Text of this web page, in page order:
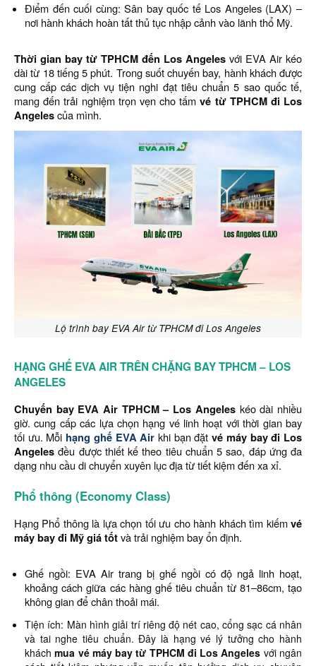
Điểm đến cuối cùng: Sân bay quốc tế Los Angeles (LAX) –
nơi hành khách hoàn tất thủ tục nhập cảnh vào lãnh thổ Mỹ.
Thời gian bay từ TPHCM đến Los Angeles với EVA Air kéo
dài từ 18 tiếng 5 phút. Trong suốt chuyến bay, hành khách được
cung cấp các dịch vụ tiện nghi đạt tiêu chuẩn 5 sao quốc tế,
mang đến trải nghiệm trọn vẹn cho tấm vé từ TPHCM đi Los
Angelescủa mình.
Lộ trình bay EVA Air từ TPHCM đi Los Angeles
HẠNG GHẾ EVA AIRTRÊN CHẶNG BAY TPHCM – LOS
ANGELES
Chuyến bay EVA Air TPHCM – Los Angeleskéo dài nhiều
giờ. cung cấp các lựa chọn hạng vé linh hoạt với thời gian bay
tối ưu. Mỗi hạng ghế EVA Air khi bạn đặtvé máy bay đi Los
Angeles đều được thiết kế theo tiêu chuẩn 5 sao, đáp ứng đa
dạng nhu cầu di chuyển xuyên lục địa từ tiết kiệm đến xa xỉ.
Phổ thông (Economy Class)
Hạng Phổ thông là lựa chọn tối ưu cho hành khách tìm kiếmvé
máy bay đi Mỹ giá tốtvà trải nghiệm bay ổn định.
Ghế ngồi: EVA Air trang bị ghế ngồi có độ ngả linh hoạt,
khoảng cách giữa các hàng ghế tiêu chuẩn từ 81–86cm, tạo
không gian để chân thoải mái.
Tiện ích: Màn hình giải trí riêng độ nét cao, cổng sạc cá nhân
và tai nghe tiêu chuẩn. Đây là hạng vé lý tưởng cho hành
kháchmua vé máy bay từ TPHCM đi Los Angeles với ngân